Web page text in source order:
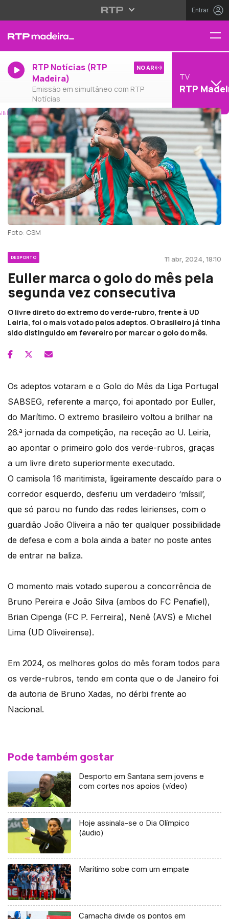
Entrar
RTP Notícias (RTP
Madeira)
Emissão em simultâneo com RTP
Notícias
NO AR
TV
RTP
Foto: CSM
DESPORTO 11 abr, 2024, 18:10
Euller marca o golo do mês pela
segunda vez consecutiva
O livre direto do extremo do verde-rubro, frente à UD
Leiria, foi o mais votado pelos adeptos. O brasileiro já tinha
sido distinguido em fevereiro por marcar o golo do mês.
Os adeptos votaram e o Golo do Mês da Liga Portugal
SABSEG, referente a março, foi apontado por Euller,
do Marítimo. O extremo brasileiro voltou a brilhar na
26.ª jornada da competição, na receção ao U. Leiria,
ao apontar o primeiro golo dos verde-rubros, graças
a um livre direto superiormente executado.
O camisola 16 maritimista, ligeiramente descaído para o
corredor esquerdo, desferiu um verdadeiro ‘míssil’,
que só parou no fundo das redes leirienses, com o
guardião João Oliveira a não ter qualquer possibilidade
de defesa e com a bola ainda a bater no poste antes
de entrar na baliza.
O momento mais votado superou a concorrência de
Bruno Pereira e João Silva (ambos do FC Penafiel),
Brian Cipenga (FC P. Ferreira), Nenê (AVS) e Michel
Lima (UD Oliveirense).
Em 2024, os melhores golos do mês foram todos para
os verde-rubros, tendo em conta que o de Janeiro foi
da autoria de Bruno Xadas, no dérbi frente ao
Nacional.
Pode também gostar
Desporto em Santana sem jovens e
com cortes nos apoios (vídeo)
Hoje assinala-se o Dia Olímpico
(áudio)
Marítimo sobe com um empate
Camacha divide os pontos em